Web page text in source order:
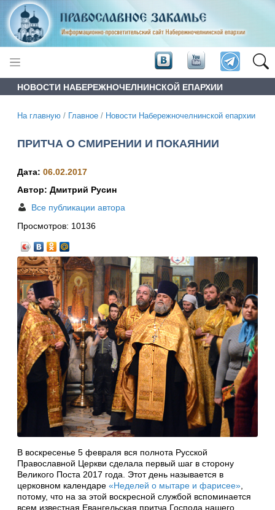
НОВОСТИ НАБЕРЕЖНОЧЕЛНИНСКОЙ ЕПАРХИИ
На главную / Главное / Новости Набережночелнинской епархии
ПРИТЧА О СМИРЕНИИ И ПОКАЯНИИ
Дата: 06.02.2017
Автор: Дмитрий Русин
Все публикации автора
Просмотров: 10136
В воскресенье 5 февраля вся полнота Русской
Православной Церкви сделала первый шаг в сторону
Великого Поста 2017 года. Этот день называется в
церковном календаре «Неделей о мытаре и фарисее»
потому, что на за этой воскресной службой вспоминается
всем известная Евангельская притча Господа нашего